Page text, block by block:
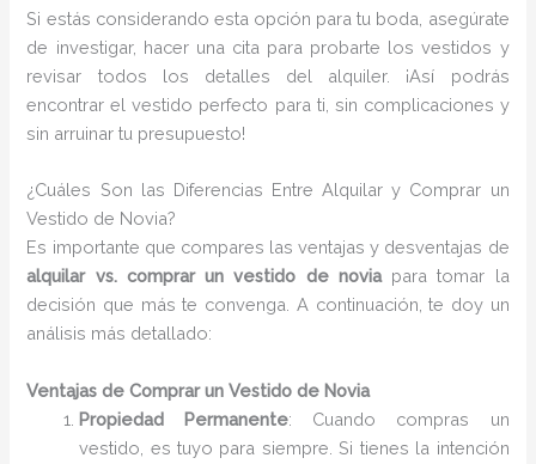
Si estás considerando esta opción para tu boda, asegúrate
de investigar, hacer una cita para probarte los vestidos y
revisar todos los detalles del alquiler. ¡Así podrás
encontrar el vestido perfecto para ti, sin complicaciones y
sin arruinar tu presupuesto!
¿Cuáles Son las Diferencias Entre Alquilar y Comprar un
Vestido de Novia?
Es importante que compares las ventajas y desventajas de
alquilar vs. comprar un vestido de noviapara tomar la
decisión que más te convenga. A continuación, te doy un
análisis más detallado:
Ventajas de Comprar un Vestido de Novia
Propiedad Permanente: Cuando compras un
vestido, es tuyo para siempre. Si tienes la intención